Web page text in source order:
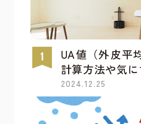
UA値（外皮平
計算方法や気
2024.12.25